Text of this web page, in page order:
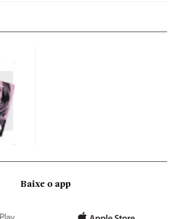
Baixe o app